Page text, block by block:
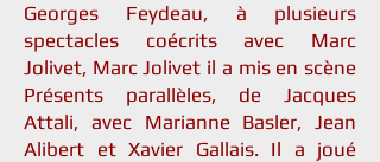
Georges Feydeau, à plusieurs
spectacles coécrits avec Marc
Jolivet, Marc Jolivet il a mis en scène
Présents parallèles, de Jacques
Attali, avec Marianne Basler, Jean
Alibert et Xavier Gallais. Il a joué